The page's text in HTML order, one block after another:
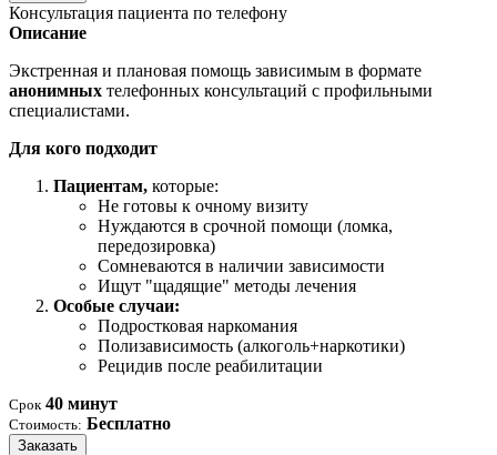
Консультация пациента по телефону
Описание
Экстренная и плановая помощь зависимым в формате
анонимных телефонных консультаций с профильными
специалистами.
Для кого подходит
Пациентам, которые:
Не готовы к очному визиту
Нуждаются в срочной помощи (ломка,
передозировка)
Сомневаются в наличии зависимости
Ищут "щадящие" методы лечения
Особые случаи:
Подростковая наркомания
Полизависимость (алкоголь+наркотики)
Рецидив после реабилитации
Срок 40 минут
Стоимость: Бесплатно
Заказать